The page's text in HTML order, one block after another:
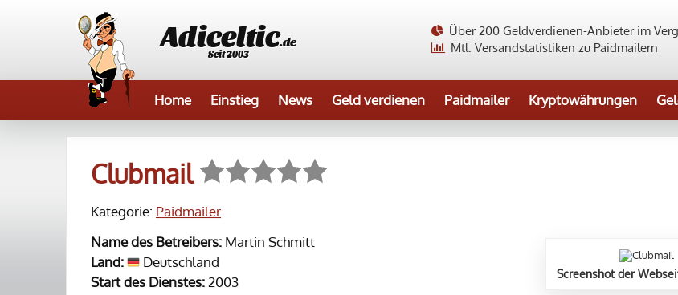
Adiceltic.de
Seit 2003
Über 200 Geldverdienen-Anbieter im
Mtl. Versandstatistiken zu Paidmailern
Home Einstieg News Geld verdienen Paidmailer Kryptowährungen
Clubmail
Kategorie: Paidmailer
Screenshot der
Name des Betreibers: Martin Schmitt
Land:
Deutschland
Start des Dienstes:2003